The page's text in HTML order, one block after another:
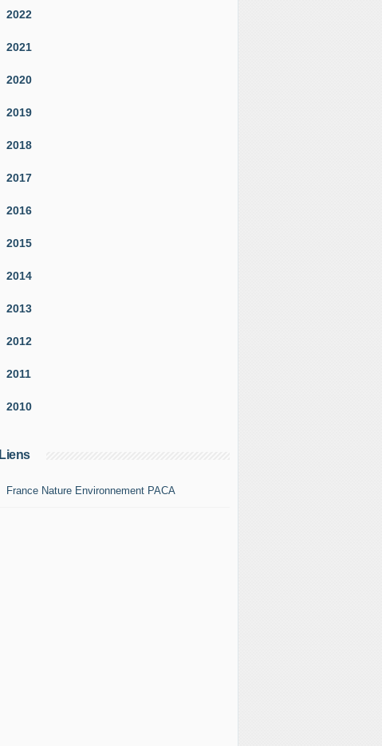
2022
2021
2020
2019
2018
2017
2016
2015
2014
2013
2012
2011
2010
Liens
France Nature Environnement PACA